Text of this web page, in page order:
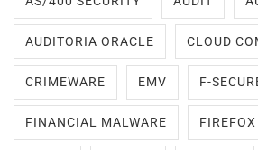
AUDITORIA ORACLE CLOUD
CRIMEWARE EMV F-
FINANCIAL MALWARE FIREFOX